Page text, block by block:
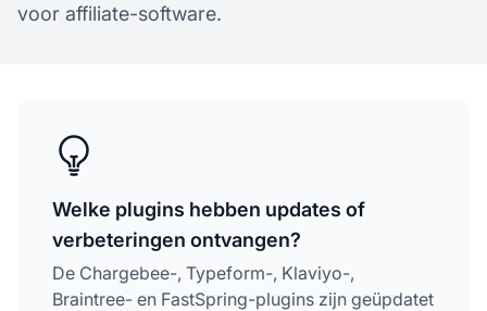
voor affiliate-software.
Welke plugins hebben updates of
verbeteringen ontvangen?
De Chargebee-, Typeform-, Klaviyo-,
Braintree- en FastSpring-plugins zijn geüpdatet